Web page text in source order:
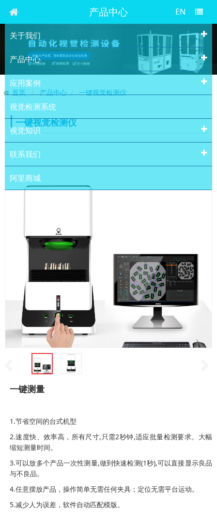
产品中心 EN
关于我们
产品中心
应用案例
视觉检测系统
视觉知识
联系我们
阿里商城
首页 产品中心 一键视觉检测仪
一键视觉检测仪
一键测量
1.节省空间的台式机型
2.速度快、效率高，所有尺寸,只需2秒钟,适应批量检测要求。大幅
缩短测量时间。
3.可以放多个产品一次性测量,做到快速检测(1秒),可以直接显示良品
与不良品。
4.任意摆放产品，操作简单无需任何夹具；定位无需平台运动。
5.减少人为误差，软件自动匹配模版。